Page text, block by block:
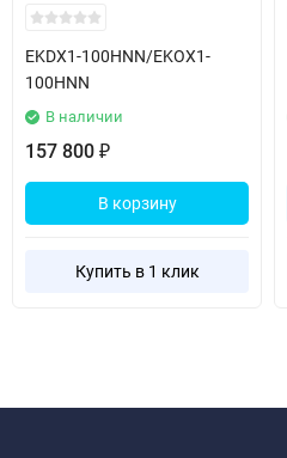
EKDX1-100HNN/EKOX1-
100HNN
В наличии
157 800 ₽
В корзину
Купить в 1 клик